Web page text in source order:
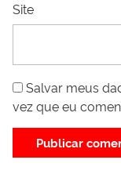
Site
Salvar meus
vez que eu